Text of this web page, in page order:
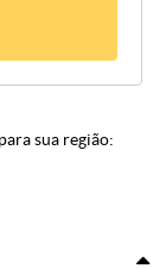
sua região: